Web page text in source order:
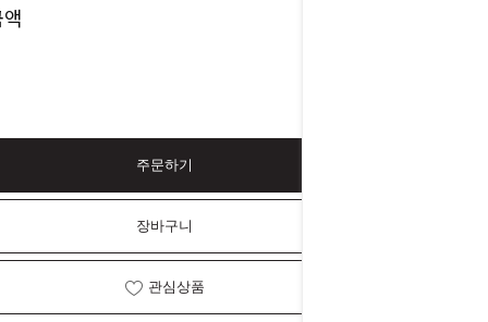
주문하기
장바구니
관심상품